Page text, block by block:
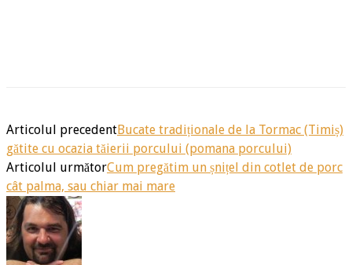
Articolul precedentBucate tradiționale de la Tormac (Timiș)
gătite cu ocazia tăierii porcului (pomana porcului)
Articolul următorCum pregătim un șnițel din cotlet de porc
cât palma, sau chiar mai mare